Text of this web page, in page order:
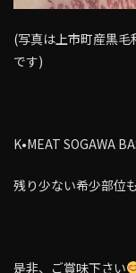
(写真は上市町産黒
です)
K•MEAT SOGAWA
残り少ない希少部位
是非、ご賞味下さい